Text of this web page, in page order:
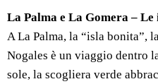
La Palma e La Gomera – Le
A La Palma, la “isla bonita”,
Nogales è un viaggio dentro
sole, la scogliera verde